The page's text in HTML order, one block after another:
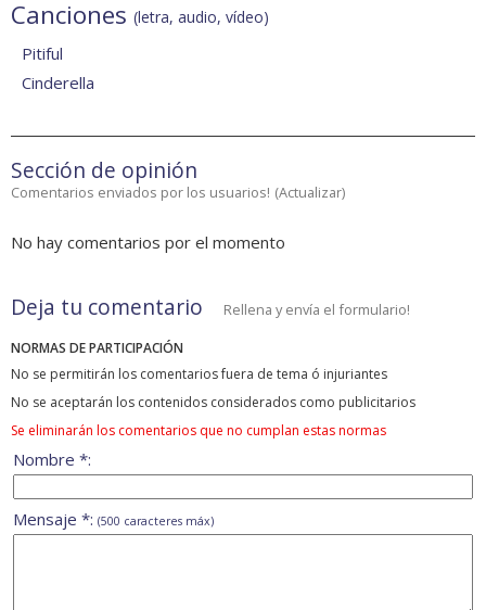
Canciones (letra, audio, vídeo)
Pitiful
Cinderella
Sección de opinión
Comentarios enviados por los usuarios! (Actualizar)
No hay comentarios por el momento
Deja tu comentario Rellena y envía el formulario!
NORMAS DE PARTICIPACIÓN
No se permitirán los comentarios fuera de tema ó injuriantes
No se aceptarán los contenidos considerados como publicitarios
Se eliminarán los comentarios que no cumplan estas normas
Nombre *:
Mensaje *: (500 caracteres máx)